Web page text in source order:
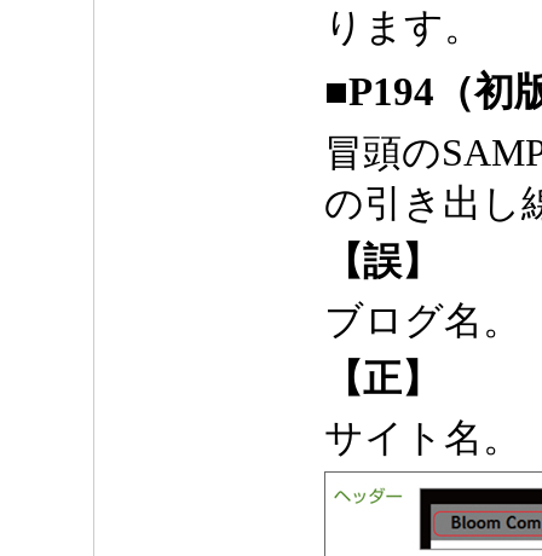
ります。
■P194（初
冒頭の
の引き出し
【誤】
ブログ名。
【正】
サイト名。